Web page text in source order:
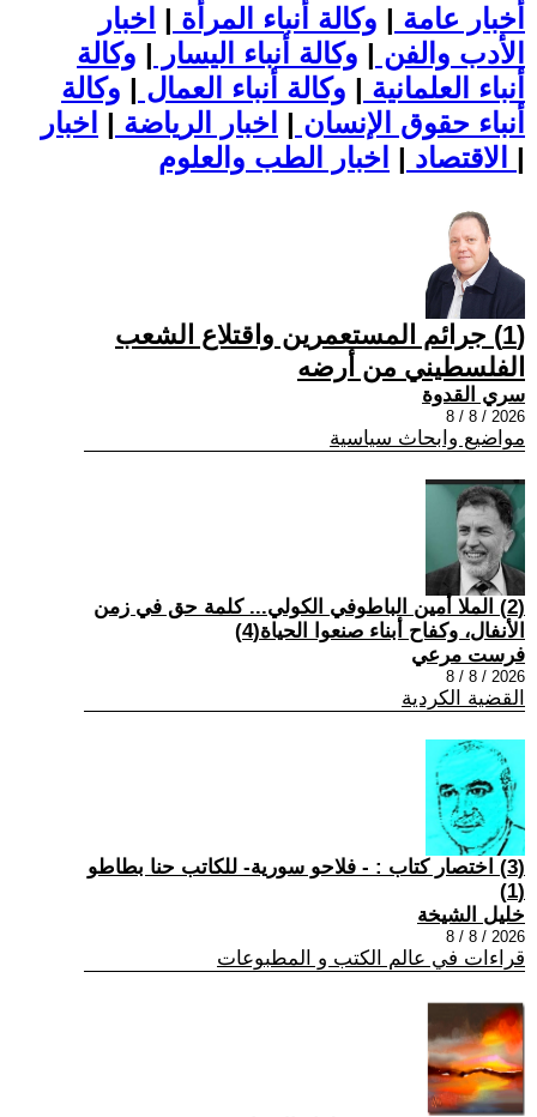
أخبار عامة | وكالة أنباء المرأة | اخبار
الأدب والفن | وكالة أنباء اليسار | وكالة
أنباء العلمانية | وكالة أنباء العمال | وكالة
أنباء حقوق الإنسان | اخبار الرياضة | اخبار
الاقتصاد | |
(1) جرائم المستعمرين واقتلاع الشعب
الفلسطيني من أرضه
سري القدوة
2026 / 8 / 8
مواضيع وابحاث سياسية
(2) الملا أمين الباطوفي الكولي... كلمة حق في زمن
الأنفال، وكفاح أبناء صنعوا الحياة(4)
فرست مرعي
2026 / 8 / 8
القضية الكردية
(3) اختصار كتاب : - فلاحو سورية- للكاتب حنا بطاطو
(1)
خليل الشيخة
2026 / 8 / 8
قراءات في عالم الكتب و المطبوعات